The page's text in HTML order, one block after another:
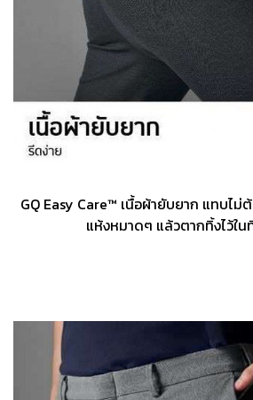
GQ Easy Care™ เนื้อผ้ายับยาก แทบไ
แห้งหมาดๆ แล้วตากทิ้งไว้ใ